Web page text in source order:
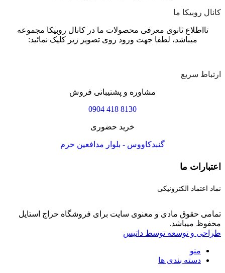
کانال روبیکا ما
تااطلاع ثانوی معرفی محصولات ما در کانال روبیکا مجموعه
میباشد، لطفا جهت ورود روی تصویر زیر کلیک نمائید:
ارتباط سریع
مشاوره و پشتیبانی فروش
8130 418 0904
خرید حضوری
گنبدکاووس - بلوار مدافعین حرم
اعتبارات ما
نماد اعتماد الکترونیکی
تمامی حقوق مادی و معنوی سایت برای فروشگاه حراج استایل
محفوظ میباشد.
طراحی و توسعه توسط داتیس
منو
دسته بندی ها